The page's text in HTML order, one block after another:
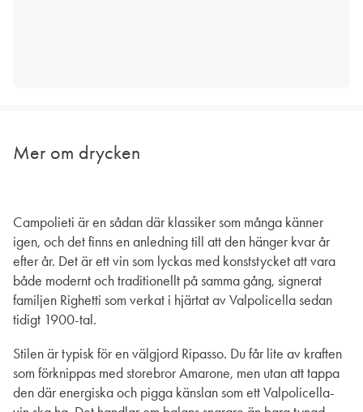
Mer om drycken
Campolieti är en sådan där klassiker som många känner
igen, och det finns en anledning till att den hänger kvar år
efter år. Det är ett vin som lyckas med konststycket att vara
både modernt och traditionellt på samma gång, signerat
familjen Righetti som verkat i hjärtat av Valpolicella sedan
tidigt 1900-tal.
Stilen är typisk för en välgjord Ripasso. Du får lite av kraften
som förknippas med storebror Amarone, men utan att tappa
den där energiska och pigga känslan som ett Valpolicella-